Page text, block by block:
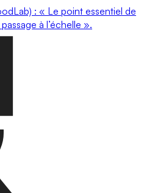
: « Le point essentiel de
à l’échelle ».